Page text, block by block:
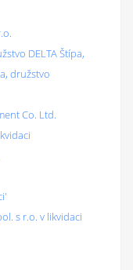
DELTA Štípa,
družstvo
Co. Ltd.
s r.o. v likvidaci